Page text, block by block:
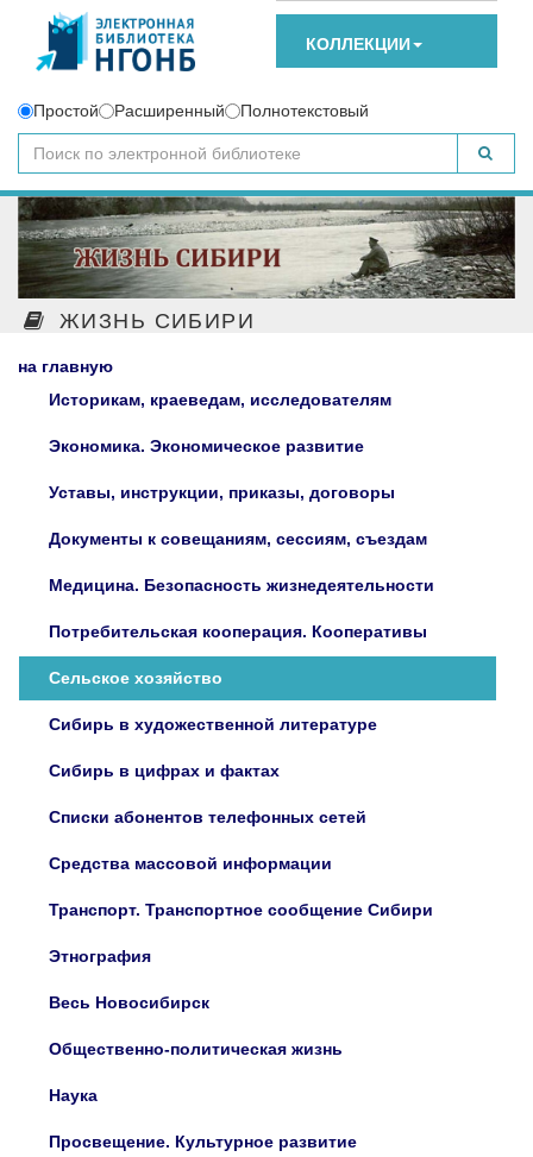
КОЛЛЕКЦИИ
Простой Расширенный Полнотекстовый
ЖИЗНЬ СИБИРИ
на главную
Историкам, краеведам, исследователям
Экономика. Экономическое развитие
Уставы, инструкции, приказы, договоры
Документы к совещаниям, сессиям, съездам
Медицина. Безопасность жизнедеятельности
Потребительская кооперация. Кооперативы
Сельское хозяйство
Сибирь в художественной литературе
Сибирь в цифрах и фактах
Списки абонентов телефонных сетей
Средства массовой информации
Транспорт. Транспортное сообщение Сибири
Этнография
Весь Новосибирск
Общественно-политическая жизнь
Наука
Просвещение. Культурное развитие